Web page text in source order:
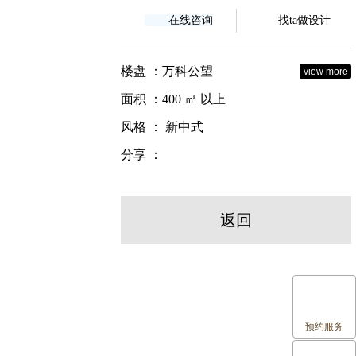
在线咨询 找ta做设计
楼盘 ：万科公望 view more
面积 ：400 ㎡ 以上
风格 ： 新中式
分享 ：
返回
预约服务